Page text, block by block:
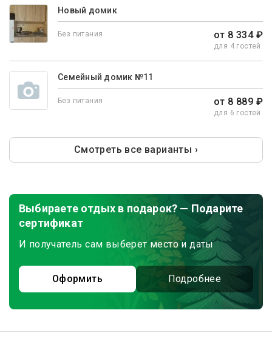
Новый домик
Без питания от 8 334 ₽
для 4 гостей
Семейный домик №11
Без питания от 8 889 ₽
для 6 гостей
Смотреть все варианты ›
Выбираете отдых в подарок? — Подарите
сертификат
И получатель сам выберет место и даты
Оформить Подробнее